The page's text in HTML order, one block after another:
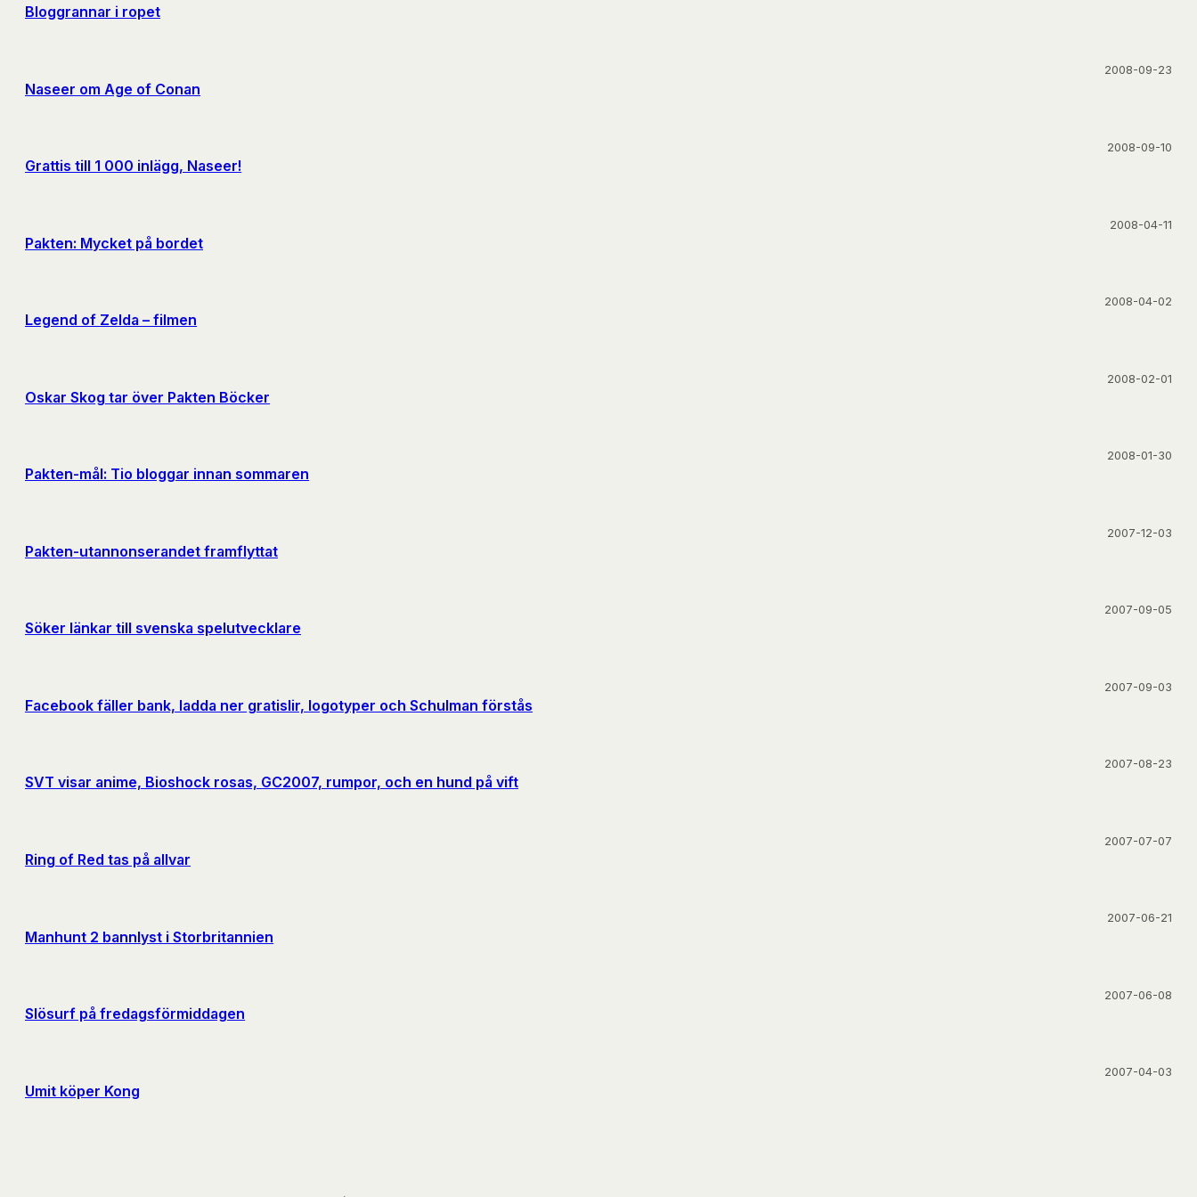
Bloggrannar i ropet
Naseer om Age of Conan
2008-09-23
Grattis till 1 000 inlägg, Naseer!
2008-09-10
Pakten: Mycket på bordet
2008-04-11
Legend of Zelda – filmen
2008-04-02
Oskar Skog tar över Pakten Böcker
2008-02-01
Pakten-mål: Tio bloggar innan sommaren
2008-01-30
Pakten-utannonserandet framflyttat
2007-12-03
Söker länkar till svenska spelutvecklare
2007-09-05
Facebook fäller bank, ladda ner gratislir, logotyper och Schulman förstås
2007-09-03
SVT visar anime, Bioshock rosas, GC2007, rumpor, och en hund på vift
2007-08-23
Ring of Red tas på allvar
2007-07-07
Manhunt 2 bannlyst i Storbritannien
2007-06-21
Slösurf på fredagsförmiddagen
2007-06-08
Umit köper Kong
2007-04-03